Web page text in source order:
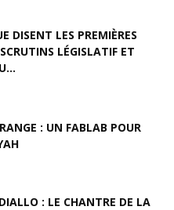
DISENT LES PREMIÈRES
LÉGISLATIF ET
: UN FABLAB POUR
: LE CHANTRE DE LA